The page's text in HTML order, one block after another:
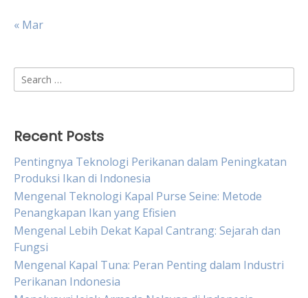
« Mar
Search
for:
Recent Posts
Pentingnya Teknologi Perikanan dalam Peningkatan
Produksi Ikan di Indonesia
Mengenal Teknologi Kapal Purse Seine: Metode
Penangkapan Ikan yang Efisien
Mengenal Lebih Dekat Kapal Cantrang: Sejarah dan
Fungsi
Mengenal Kapal Tuna: Peran Penting dalam Industri
Perikanan Indonesia